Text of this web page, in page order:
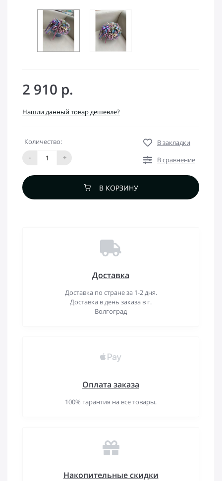
2 910 р.
Нашли данный товар дешевле?
Количество:
-
+
В закладки
В сравнение
В КОРЗИНУ
Доставка
Доставка по стране за 1-2 дня.
Доставка в день заказа в г.
Волгоград
Оплата заказа
100% гарантия на все товары.
Накопительные скидки